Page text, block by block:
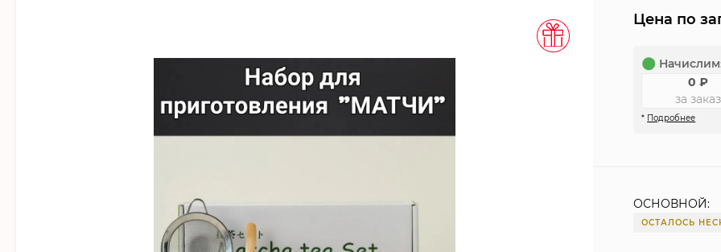
Цена по
0 ₽
за заказ
* Подробнее
ОСНОВНОЙ:
ОСТАЛОСЬ